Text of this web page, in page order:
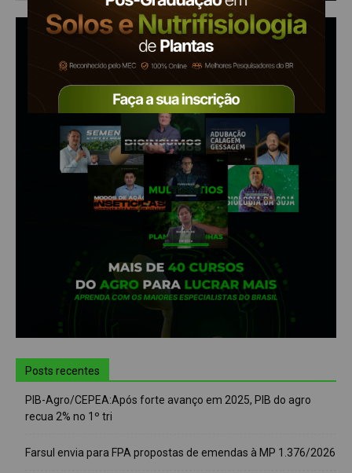
Posts recentes
PIB-Agro/CEPEA:Após forte avanço em 2025, PIB do agro
recua 2% no 1º tri
Farsul envia para FPA propostas de emendas à MP 1.376/2026